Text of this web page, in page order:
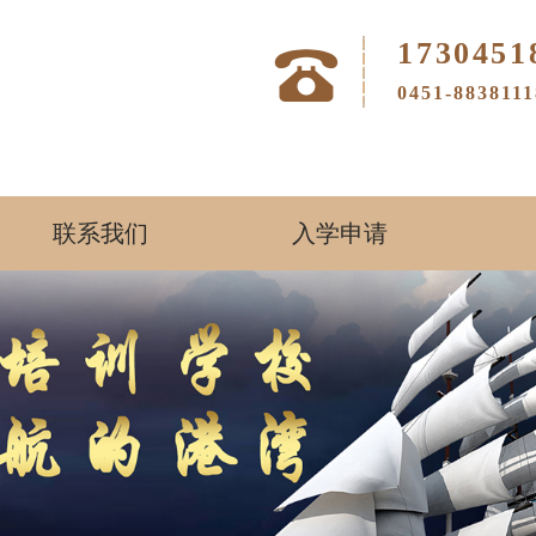
0451-
联系我们 入学申请